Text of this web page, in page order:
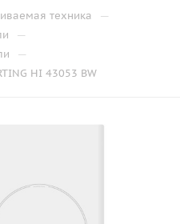
техника —
—
—
HI 43053 BW